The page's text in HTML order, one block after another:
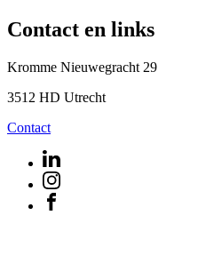
Contact en links
Kromme Nieuwegracht 29
3512 HD Utrecht
Contact